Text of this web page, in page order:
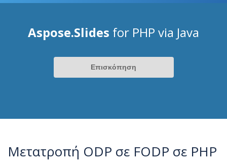
Aspose.Slides for PHP via Java
Επισκόπηση
Μετατροπή ODP σε FODP σε PHP